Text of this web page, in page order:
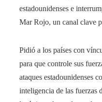
estadounidenses e
Mar Rojo, un canal clave
Pidió a los países con
para que controle sus
ataques estadounidenses
inteligencia de las fuerzas